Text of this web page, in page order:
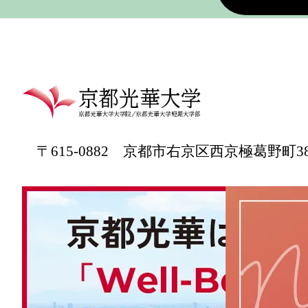
〒615-0882 京都市右京区西京極葛野町